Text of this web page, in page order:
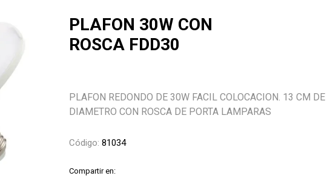
PLAFON 30W CON
ROSCA FDD30
PLAFON REDONDO DE 30W FACIL COLOCACION. 13 CM DE
DIAMETRO CON ROSCA DE PORTA LAMPARAS
Código: 81034
Compartir en: